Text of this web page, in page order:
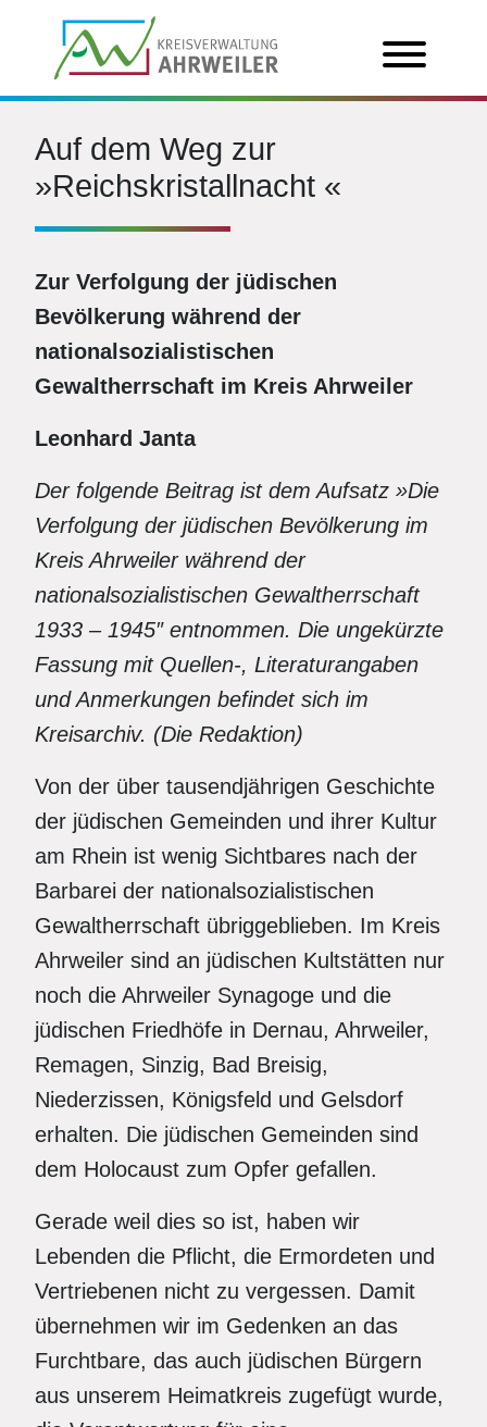
Auf dem Weg zur
»Reichskristallnacht «
Zur Verfolgung der jüdischen
Bevölkerung während der
nationalsozialistischen
Gewaltherrschaft im Kreis Ahrweiler
Leonhard Janta
Der folgende Beitrag ist dem Aufsatz »Die
Verfolgung der jüdischen Bevölkerung im
Kreis Ahrweiler während der
nationalsozialistischen Gewaltherrschaft
1933 – 1945″ entnommen. Die ungekürzte
Fassung mit Quellen-, Literaturangaben
und Anmerkungen befindet sich im
Kreisarchiv. (Die Redaktion)
Von der über tausendjährigen Geschichte
der jüdischen Gemeinden und ihrer Kultur
am Rhein ist wenig Sichtbares nach der
Barbarei der nationalsozialistischen
Gewaltherrschaft übriggeblieben. Im Kreis
Ahrweiler sind an jüdischen Kultstätten nur
noch die Ahrweiler Synagoge und die
jüdischen Friedhöfe in Dernau, Ahrweiler,
Remagen, Sinzig, Bad Breisig,
Niederzissen, Königsfeld und Gelsdorf
erhalten. Die jüdischen Gemeinden sind
dem Holocaust zum Opfer gefallen.
Gerade weil dies so ist, haben wir
Lebenden die Pflicht, die Ermordeten und
Vertriebenen nicht zu vergessen. Damit
übernehmen wir im Gedenken an das
Furchtbare, das auch jüdischen Bürgern
aus unserem Heimatkreis zugefügt wurde,